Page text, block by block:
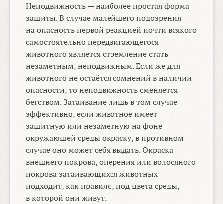
Неподвижность — наиболее простая форма
защиты. В случае малейшего подозрения
на опасность первой реакцией почти всякого
самостоятельно передвигающегося
животного является стремление стать
незаметным, неподвижным. Если же для
животного не остаётся сомнений в наличии
опасности, то неподвижность сменяется
бегством. Затаивание лишь в том случае
эффективно, если животное имеет
защитную или незаметную на фоне
окружающей среды окраску, в противном
случае оно может себя выдать. Окраска
внешнего покрова, оперения или волосяного
покрова затаивающихся животных
подходит, как правило, под цвета среды,
в которой они живут.